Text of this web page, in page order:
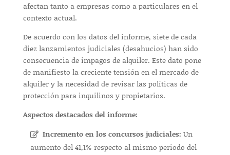
afectan tanto a empresas como a particulares en el
contexto actual.
De acuerdo con los datos del informe, siete de cada
diez lanzamientos judiciales (desahucios) han sido
consecuencia de impagos de alquiler. Este dato pone
de manifiesto la creciente tensión en el mercado de
alquiler y la necesidad de revisar las políticas de
protección para inquilinos y propietarios.
Aspectos destacados del informe:
Incremento en los concursos judiciales: Un
aumento del 41,1% respecto al mismo periodo del